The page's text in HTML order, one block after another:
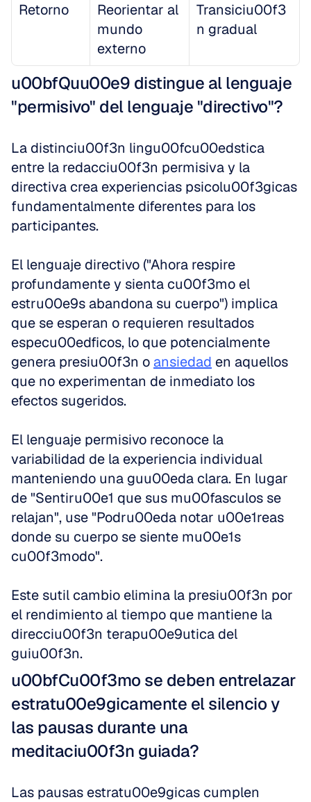
Retorno
Reorientar al
mundo
externo
Transiciu00f3
n gradual
u00bfQuu00e9 distingue al lenguaje
"permisivo" del lenguaje "directivo"?
La distinciu00f3n lingu00fcu00edstica
entre la redacciu00f3n permisiva y la
directiva crea experiencias psicolu00f3gicas
fundamentalmente diferentes para los
participantes.
El lenguaje directivo ("Ahora respire
profundamente y sienta cu00f3mo el
estru00e9s abandona su cuerpo") implica
que se esperan o requieren resultados
especu00edficos, lo que potencialmente
genera presiu00f3n o ansiedad en aquellos
que no experimentan de inmediato los
efectos sugeridos.
El lenguaje permisivo reconoce la
variabilidad de la experiencia individual
manteniendo una guu00eda clara. En lugar
de "Sentiru00e1 que sus mu00fasculos se
relajan", use "Podru00eda notar u00e1reas
donde su cuerpo se siente mu00e1s
cu00f3modo".
Este sutil cambio elimina la presiu00f3n por
el rendimiento al tiempo que mantiene la
direcciu00f3n terapu00e9utica del
guiu00f3n.
u00bfCu00f3mo se deben entrelazar
estratu00e9gicamente el silencio y
las pausas durante una
meditaciu00f3n guiada?
Las pausas estratu00e9gicas cumplen